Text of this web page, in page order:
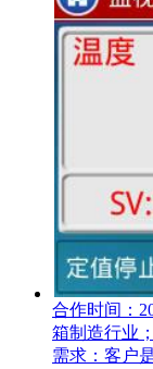
合作时间：
箱制造行业
需求：客户